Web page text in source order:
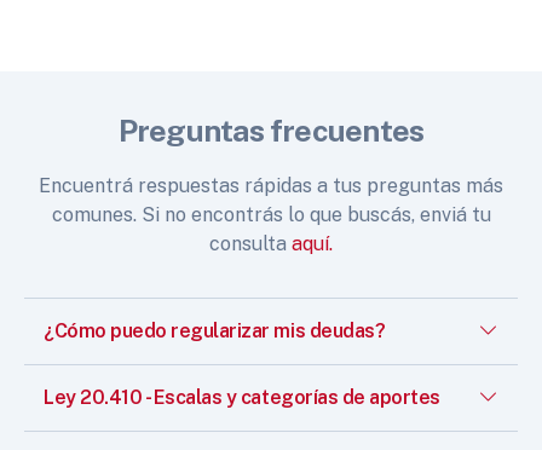
Preguntas frecuentes
Encuentrá respuestas rápidas a tus preguntas más
comunes. Si no encontrás lo que buscás, enviá tu
consulta aquí.
¿Cómo puedo regularizar mis deudas?
Ley 20.410 - Escalas y categorías de aportes